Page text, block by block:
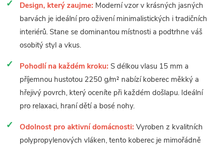
Design, který zaujme: Moderní vzor v krásných jasných
barvách je ideální pro oživení minimalistických i tradičních
interiérů. Stane se dominantou místnosti a podtrhne váš
osobitý styl a vkus.
Pohodlí na každém kroku: S délkou vlasu 15 mm a
příjemnou hustotou 2250 g/m² nabízí koberec měkký a
hřejivý povrch, který oceníte při každém došlapu. Ideální
pro relaxaci, hraní dětí a bosé nohy.
Odolnost pro aktivní domácnosti: Vyroben z kvalitních
polypropylenových vláken, tento koberec je mimořádně